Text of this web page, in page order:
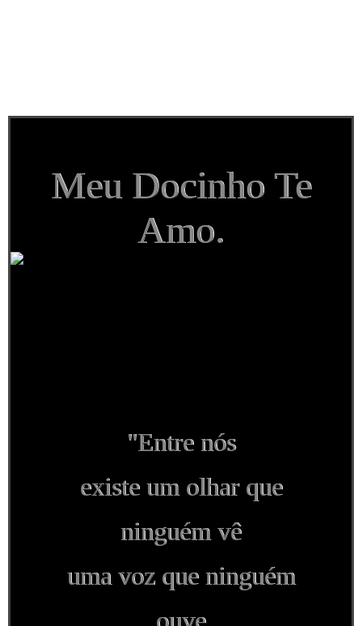
Meu Docinho Te
Amo.
"Entre nós
existe um olhar que
ninguém vê
uma voz que ninguém
ouve